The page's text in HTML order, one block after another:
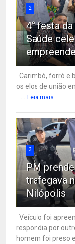
2
4° festa
Saúde
Carimbó, forró e
os elos de união
Leia mais
3
PM
trafegava
Nilópolis
Veículo foi
respondia por
homem foi preso